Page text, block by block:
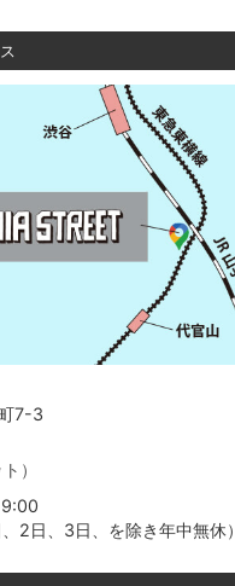
7-3
）
2日、3日、を除き年中無休）